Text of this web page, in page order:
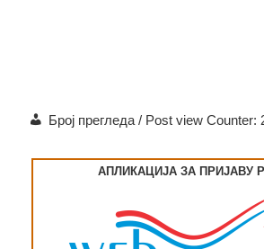
Број прегледа / Post view Counter:
АПЛИКАЦИЈА ЗА ПРИЈАВУ